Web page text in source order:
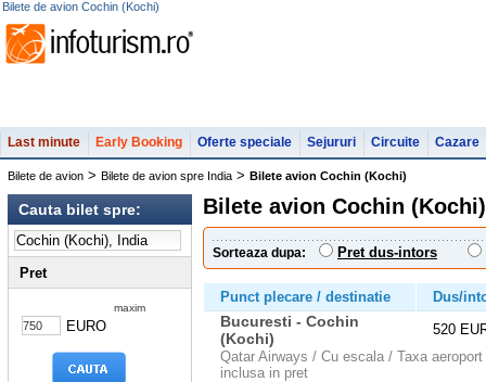
Bilete de avion Cochin (Kochi)
Last minute Early Booking Oferte speciale Sejururi Circuite Cazare
Bilete de avion > Bilete de avion spre India > Bilete avion Cochin (Kochi)
Cauta bilet spre:
Pret
maxim
EURO
Bilete avion Cochin
Sorteaza dupa: Pret dus-intors
Punct plecare / destinatie Dus/
Bucuresti - Cochin
(Kochi)
520
Qatar Airways / Cu escala / Taxa
inclusa in pret